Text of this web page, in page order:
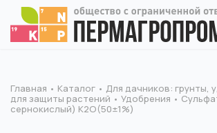
Главная Каталог
Для дачников: грунты,
для защиты растений
Удобрения
сернокислый) К2O(50±1%)